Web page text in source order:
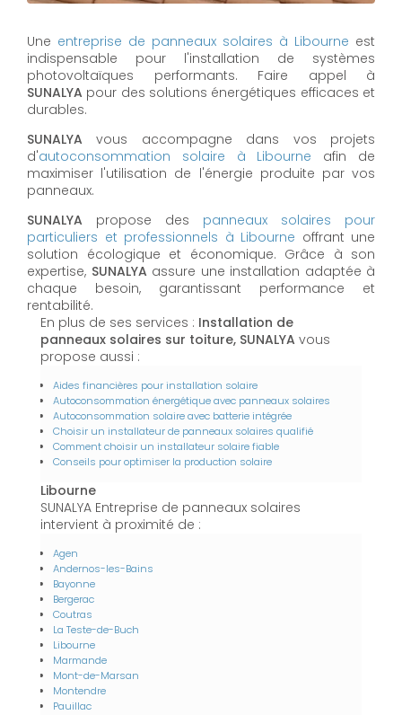
Une entreprise de panneaux solaires à Libourne est
indispensable pour l'installation de systèmes
photovoltaïques performants. Faire appel à
SUNALYA pour des solutions énergétiques efficaces et
durables.
SUNALYA vous accompagne dans vos projets
d'autoconsommation solaire à Libourne afin de
maximiser l'utilisation de l'énergie produite par vos
panneaux.
SUNALYA propose des panneaux solaires pour
particuliers et professionnels à Libourne offrant une
solution écologique et économique. Grâce à son
expertise, SUNALYA assure une installation adaptée à
chaque besoin, garantissant performance et
rentabilité.
En plus de ses services : Installation de
panneaux solaires sur toiture, SUNALYA vous
propose aussi :
Aides financières pour installation solaire
Autoconsommation énergétique avec panneaux solaires
Autoconsommation solaire avec batterie intégrée
Choisir un installateur de panneaux solaires qualifié
Comment choisir un installateur solaire fiable
Conseils pour optimiser la production solaire
Libourne
SUNALYA Entreprise de panneaux solaires
intervient à proximité de :
Agen
Andernos-les-Bains
Bayonne
Bergerac
Coutras
La Teste-de-Buch
Libourne
Marmande
Mont-de-Marsan
Montendre
Pauillac